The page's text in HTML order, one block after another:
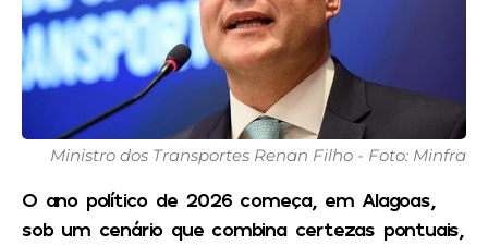
Ministro dos Transportes Renan Filho - Foto: Minfra
O ano político de 2026 começa, em Alagoas,
sob um cenário que combina certezas pontuais,